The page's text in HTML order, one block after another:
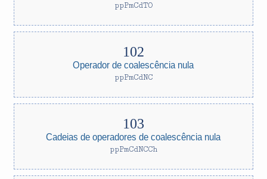
ppPmCdTO
Operador de coalescência nula
ppPmCdNC
Cadeias de operadores de coalescência nula
ppPmCdNCCh